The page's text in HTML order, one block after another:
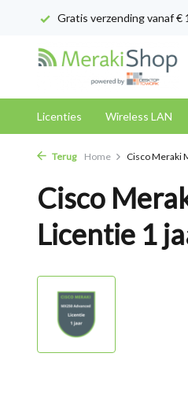
Gratis verzending vanaf €
Licenties Wireless LAN
Terug Home Cisco Meraki
Cisco
Licentie 1